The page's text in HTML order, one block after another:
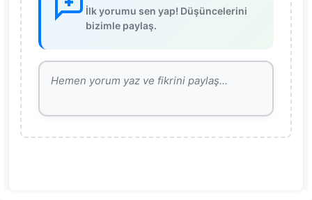
İlk yorumu sen yap! Düşüncelerini
bizimle paylaş.